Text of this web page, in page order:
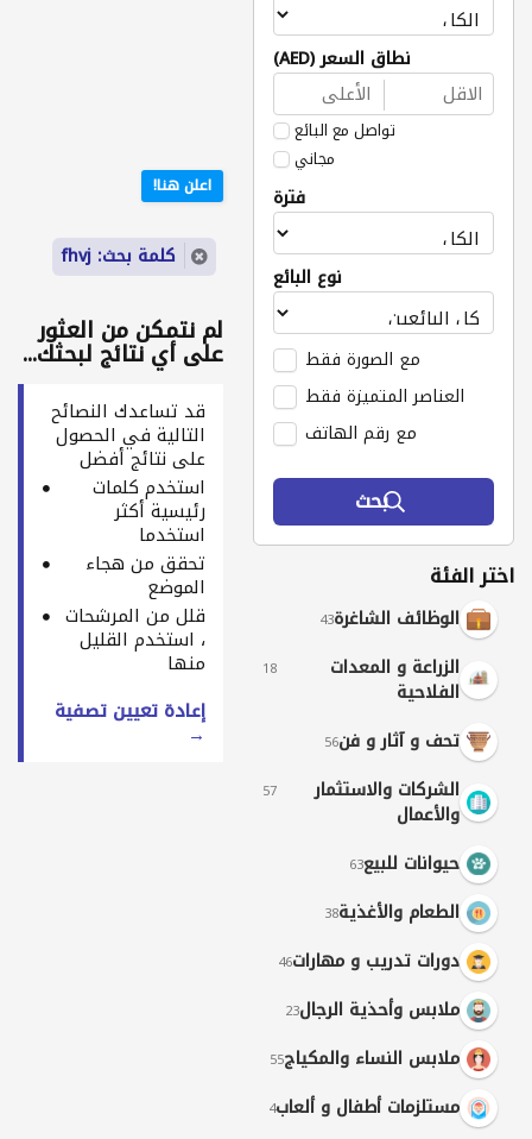
نطاق السعر (AED)
تواصل مع البائع
مجاني
فترة
نوع البائع
مع الصورة فقط
العناصر المتميزة فقط
مع رقم الهاتف
بحث
اختر الفئة
الوظائف الشاغرة43
الزراعة و المعدات
الفلاحية
18
تحف و آثار و فن56
الشركات والاستثمار
والأعمال
57
حيوانات للبيع63
الطعام والأغذية38
دورات تدريب و مهارات46
ملابس وأحذية الرجال23
ملابس النساء والمكياج55
مستلزمات أطفال و ألعاب4
اعلن هنا!
كلمة بحث: fhvj
لم نتمكن من العثور
على أي نتائج لبحثك...
قد تساعدك النصائح
التالية في الحصول
على نتائج أفضل
استخدم كلمات
رئيسية أكثر
استخدما
تحقق من هجاء
الموضع
قلل من المرشحات
، استخدم القليل
منها
إعادة تعيين تصفية
→